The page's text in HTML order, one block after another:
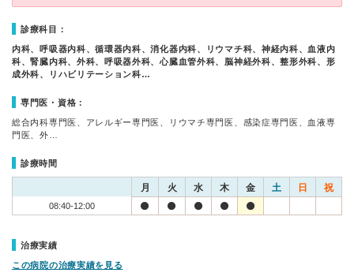
診療科目：
内科、呼吸器内科、循環器内科、消化器内科、リウマチ科、神経内科、血液内
科、腎臓内科、外科、呼吸器外科、心臓血管外科、脳神経外科、整形外科、形
成外科、リハビリテーション科…
専門医・資格：
総合内科専門医、アレルギー専門医、リウマチ専門医、感染症専門医、血液専
門医、外…
診療時間
月 火 水 木 金 土 日 祝
08:40-12:00
治療実績
この病院の治療実績を見る